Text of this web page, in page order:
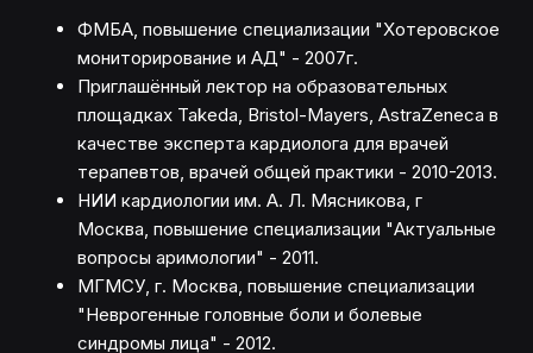
ФМБА, повышение специализации "Хотеровское
мониторирование и АД" - 2007г.
Приглашённый лектор на образовательных
площадках Takeda, Bristol-Mayers, AstraZeneca в
качестве эксперта кардиолога для врачей
терапевтов, врачей общей практики - 2010-2013.
НИИ кардиологии им. А. Л. Мясникова, г
Москва, повышение специализации "Актуальные
вопросы аримологии" - 2011.
МГМСУ, г. Москва, повышение специализации
"Неврогенные головные боли и болевые
синдромы лица" - 2012.